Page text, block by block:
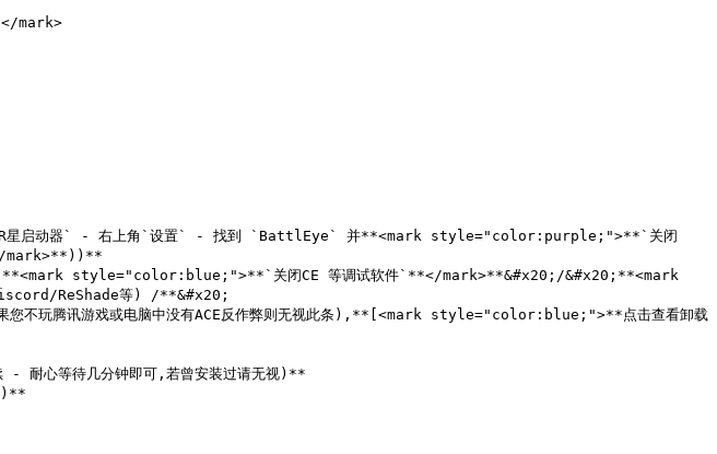
mark>
星启动器` - 右上角`设置` - 找到 `BattlEye` 并**<mark style="color:purple;">**`关闭
mark>**))**
style="color:blue;">**`关闭CE 等调试软件`**</mark>**&#x20;/&#x20;**<mark
ReShade等) /**&#x20;
玩腾讯游戏或电脑中没有ACE反作弊则无视此条),**[<mark style="color:blue;">**点击查看卸载
等待几分钟即可,若曾安装过请无视)**
)**